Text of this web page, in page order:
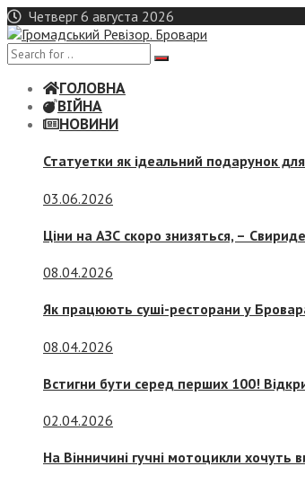
Skip
to
content
Четверг 6 августа 2026
ГОЛОВНА
ВІЙНА
НОВИНИ
Статуетки як ідеальний подарунок
03.06.2026
Ціни на АЗС скоро знизяться, –
08.04.2026
Як працюють суші-ресторани у
08.04.2026
Встигни бути серед перших 100!
02.04.2026
На Вінничині гучні мотоцикли хочуть